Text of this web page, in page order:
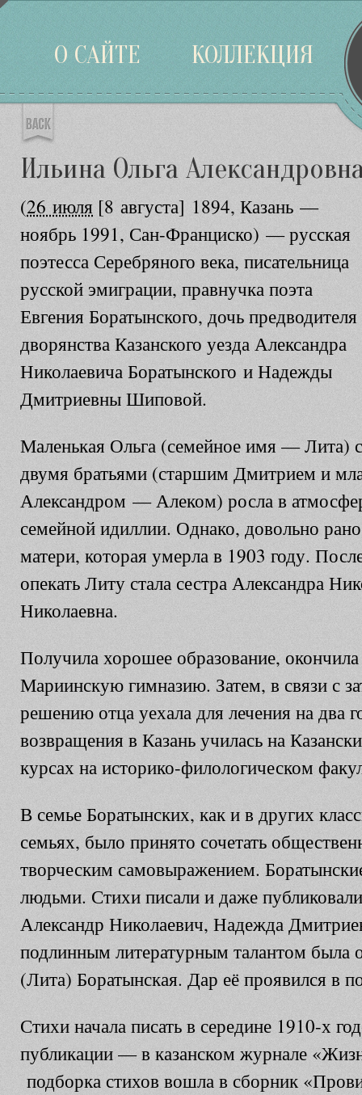
О САЙТЕ КОЛЛЕКЦИЯ
Ильина Ольга
(26 июля [8 августа] 1894, Казань —
ноябрь 1991, Сан-Франциско) — русская
поэтесса Серебряного века, писательница
русской эмиграции, правнучка поэта
Евгения Боратынского, дочь предводителя
дворянства Казанского уезда Александра
Николаевича Боратынского и Надежды
Дмитриевны Шиповой.
Маленькая Ольга (семейное имя — Лита) с
двумя братьями (старшим Дмитрием и
Александром — Алеком) росла в
семейной идиллии. Однако, довольно рано
матери, которая умерла в 1903 году.
опекать Литу стала сестра Александра
Николаевна.
Получила хорошее образование,
Мариинскую гимназию. Затем, в связи с
решению отца уехала для лечения на два
возвращения в Казань училась на
курсах на историко-филологическом
В семье Боратынских, как и в других
семьях, было принято сочетать
творческим самовыражением.
людьми. Стихи писали и даже
Александр Николаевич, Надежда
подлинным литературным талантом была
(Лита) Боратынская. Дар её проявился в
Стихи начала писать в середине 1910-х
публикации — в казанском журнале
подборка стихов вошла в сборник